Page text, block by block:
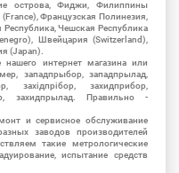
острова, Фиджи, Филиппины
Французская Полинезия,
Чешская Республика
Швейцария (Switzerland),
(Japan).
интернет магазина или
западпрыбор, западпрылад,
західпрібор, захидприбор,
захидпрылад. Правильно -
и сервисное обслуживание
заводов производителей
такие метрологические
испытание средств